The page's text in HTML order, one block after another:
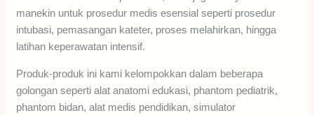
manekin untuk prosedur medis esensial seperti prosedur
intubasi, pemasangan kateter, proses melahirkan, hingga
latihan keperawatan intensif.
Produk-produk ini kami kelompokkan dalam beberapa
golongan seperti alat anatomi edukasi, phantom pediatrik,
phantom bidan, alat medis pendidikan, simulator